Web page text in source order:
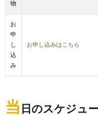
物
お
申
し
込
み
お申し込みはこちら
当 日のスケジュ